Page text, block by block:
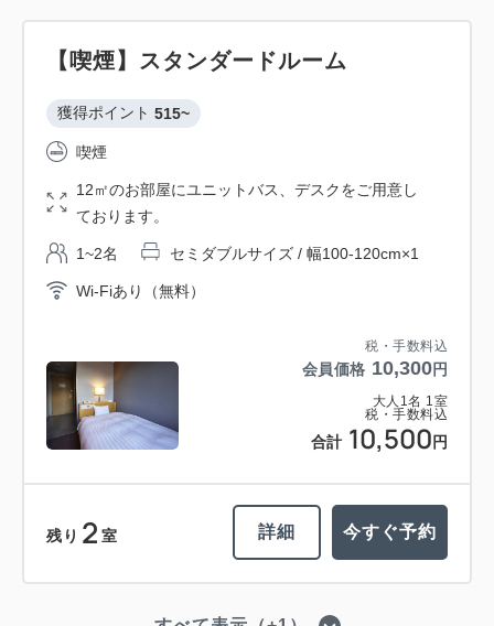
税・手数料込
会員価格 10,300円
大人 1 名 1 室
税・手数料込
合計 10,500 円
【喫煙】スタンダードルーム
獲得ポイント 515~
喫煙
12㎡のお部屋にユニットバス、デスクをご用意し
ております。
1~2名 セミダブルサイズ / 幅100-120cm×1
Wi-Fiあり（無料）
残り 2 室 詳細 今すぐ予約